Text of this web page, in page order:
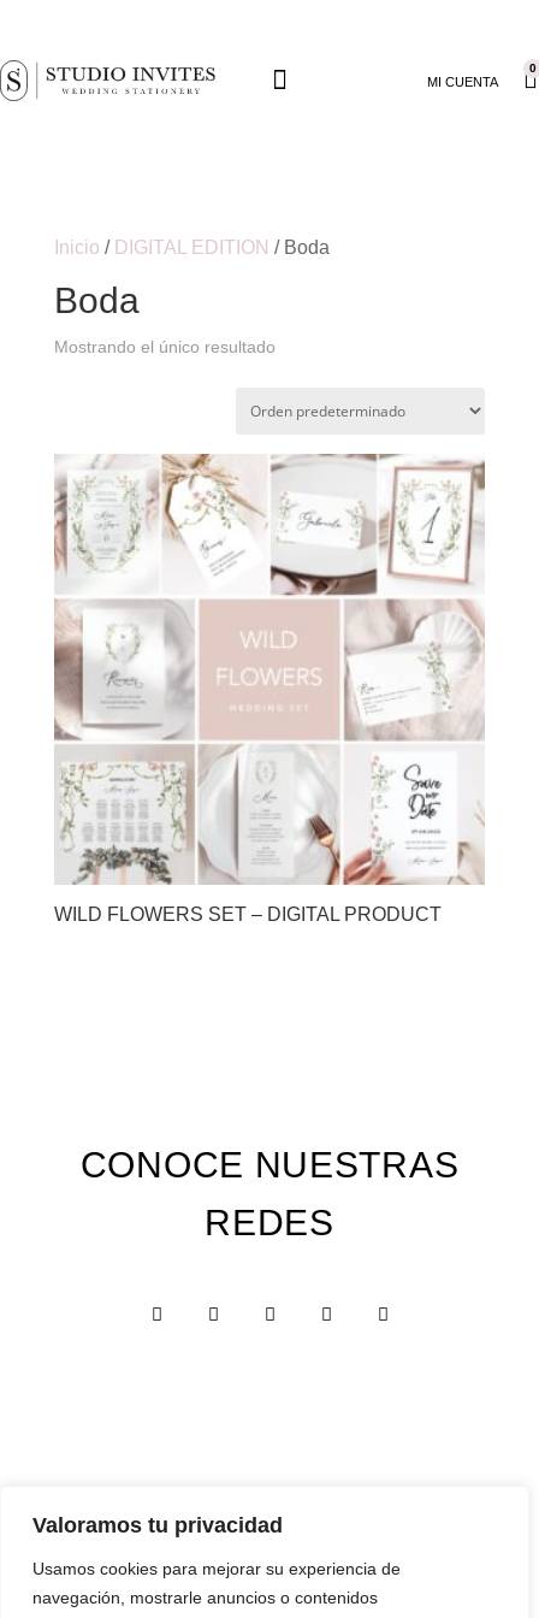
Valoramos tu privacidad
Usamos cookies para mejorar su experiencia de
navegación, mostrarle anuncios o contenidos
MI CUENTA
0
Inicio / DIGITAL EDITION / Boda
Boda
Mostrando el único resultado
WILD FLOWERS SET – DIGITAL PRODUCT
CONOCE NUESTRAS
REDES
Custom Edition
Express Edition